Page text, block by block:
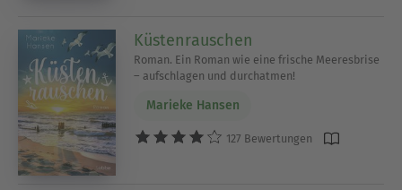
Küstenrauschen
Roman. Ein Roman wie eine frische Meeresbrise
– aufschlagen und durchatmen!
Marieke Hansen
127 Bewertungen